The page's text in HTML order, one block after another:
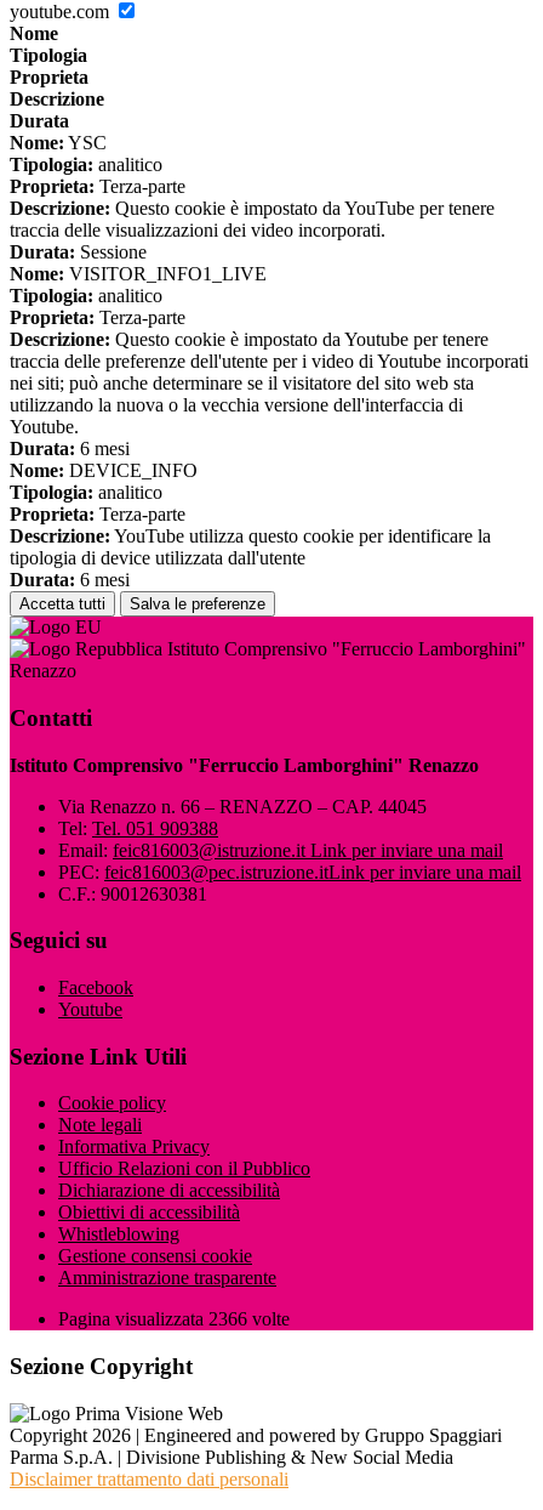
youtube.com
Nome
Tipologia
Proprieta
Descrizione
Durata
Nome: YSC
Tipologia: analitico
Proprieta: Terza-parte
Descrizione: Questo cookie è impostato da YouTube per tenere
traccia delle visualizzazioni dei video incorporati.
Durata: Sessione
Nome: VISITOR_INFO1_LIVE
Tipologia: analitico
Proprieta: Terza-parte
Descrizione: Questo cookie è impostato da Youtube per tenere
traccia delle preferenze dell'utente per i video di Youtube incorporati
nei siti; può anche determinare se il visitatore del sito web sta
utilizzando la nuova o la vecchia versione dell'interfaccia di
Youtube.
Durata: 6 mesi
Nome: DEVICE_INFO
Tipologia: analitico
Proprieta: Terza-parte
Descrizione: YouTube utilizza questo cookie per identificare la
tipologia di device utilizzata dall'utente
Durata: 6 mesi
Accetta tutti Salva le preferenze
Istituto Comprensivo "Ferruccio Lamborghini"
Renazzo
Contatti
Istituto Comprensivo "Ferruccio Lamborghini" Renazzo
Via Renazzo n. 66 – RENAZZO – CAP. 44045
Tel: Tel. 051 909388
Email: feic816003@istruzione.it Link per inviare una mail
PEC: feic816003@pec.istruzione.itLink per inviare una mail
C.F.: 90012630381
Seguici su
Facebook
Youtube
Sezione Link Utili
Cookie policy
Note legali
Informativa Privacy
Ufficio Relazioni con il Pubblico
Dichiarazione di accessibilità
Obiettivi di accessibilità
Whistleblowing
Gestione consensi cookie
Amministrazione trasparente
Pagina visualizzata 2366 volte
Sezione Copyright
Copyright 2026 | Engineered and powered by Gruppo Spaggiari
Parma S.p.A. | Divisione Publishing & New Social Media
Disclaimer trattamento dati personali